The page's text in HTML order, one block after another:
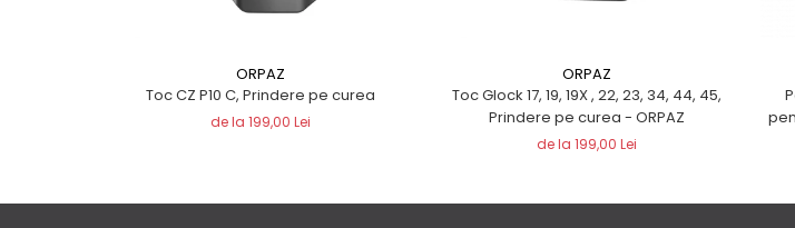
ORPAZ
Toc CZ P10 C, Prindere pe curea
de la 199,00 Lei
ORPAZ
Toc Glock 17, 19, 19X , 22, 23, 34, 44, 45,
Prindere pe curea - ORPAZ
de la 199,00 Lei